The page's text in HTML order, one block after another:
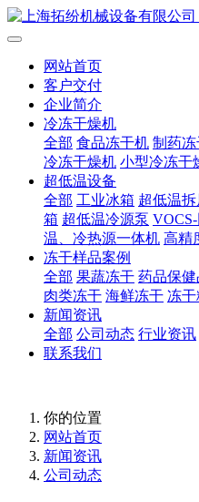
网站首页
客户交付
企业简介
冷冻干燥机
全部 食品冻干机 制药
冷冻干燥机 小型冷冻干
超低温设备
全部 工业冰箱 超低温
箱 超低温冷源泵
温、冷热源一体机 高精
冻干样品案例
全部 果蔬冻干 药品保
肉类冻干 海鲜冻干 冻干
新闻资讯
全部 公司动态 行业资讯
联系我们
你的位置
网站首页
新闻资讯
公司动态